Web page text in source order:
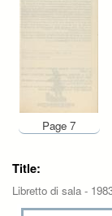
Page 7
Title:
Libretto di sala -